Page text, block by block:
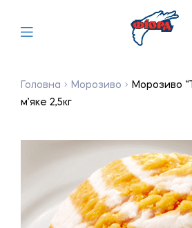
Головна Морозиво
Морозиво
м’яке 2,5кг